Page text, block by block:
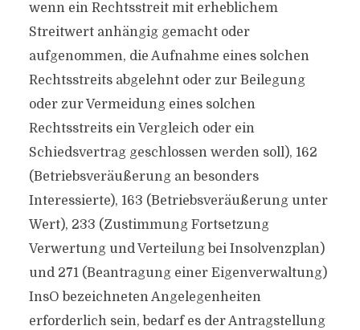
wenn ein Rechtsstreit mit erheblichem
Streitwert anhängig gemacht oder
aufgenommen, die Aufnahme eines solchen
Rechtsstreits abgelehnt oder zur Beilegung
oder zur Vermeidung eines solchen
Rechtsstreits ein Vergleich oder ein
Schiedsvertrag geschlossen werden soll), 162
(Betriebsveräußerung an besonders
Interessierte), 163 (Betriebsveräußerung unter
Wert), 233 (Zustimmung Fortsetzung
Verwertung und Verteilung bei Insolvenzplan)
und 271 (Beantragung einer Eigenverwaltung)
InsO bezeichneten Angelegenheiten
erforderlich sein, bedarf es der Antragstellung